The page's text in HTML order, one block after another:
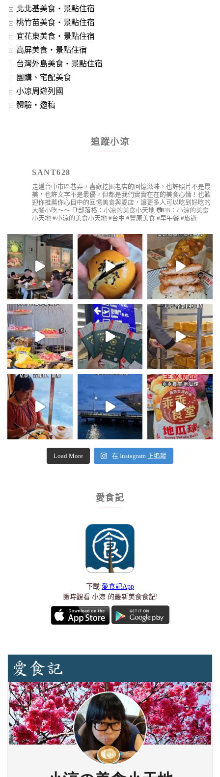
北北基美食‧景點住宿
桃竹苗美食‧景點住宿
宜花東美食‧景點住宿
高屏美食‧景點住宿
台灣外島美食‧景點住宿
團購、宅配美食
小凉周遊列國
體驗‧邀稿
追蹤小涼
SANT628
走遍台中市區巷弄，喜歡挖掘老店的回憶滋味，也許照片不是最
美，也許文字不是最優，但都是我們實實在在的美食心情！也歡
迎你推薦你心目中的回憶美食與愛店，讓更多人可以吃到好吃的
大餐小吃～～ 📑部落格：小凉的美食小天地 📷FB：小涼的美食
小天地 #小涼的美食小天地 #台中 #豐原美食 #早午餐 #旅遊
Load More 在 Instagram 上追蹤
愛食記
下載 愛食記App
隨時觀看 小涼 的最新美食食記!